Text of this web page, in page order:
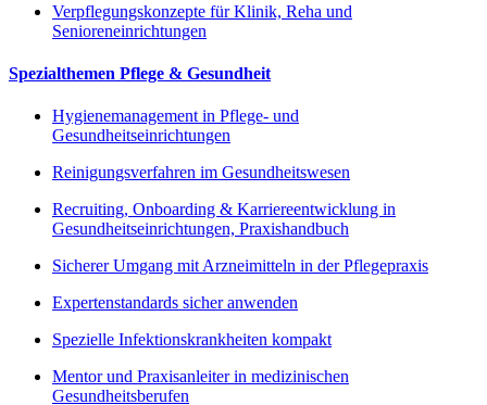
Verpflegungskonzepte für Klinik, Reha und
Senioreneinrichtungen
Spezialthemen Pflege & Gesundheit
Hygienemanagement in Pflege- und
Gesundheitseinrichtungen
Reinigungsverfahren im Gesundheitswesen
Recruiting, Onboarding & Karriereentwicklung in
Gesundheitseinrichtungen, Praxishandbuch
Sicherer Umgang mit Arzneimitteln in der Pflegepraxis
Expertenstandards sicher anwenden
Spezielle Infektionskrankheiten kompakt
Mentor und Praxisanleiter in medizinischen
Gesundheitsberufen